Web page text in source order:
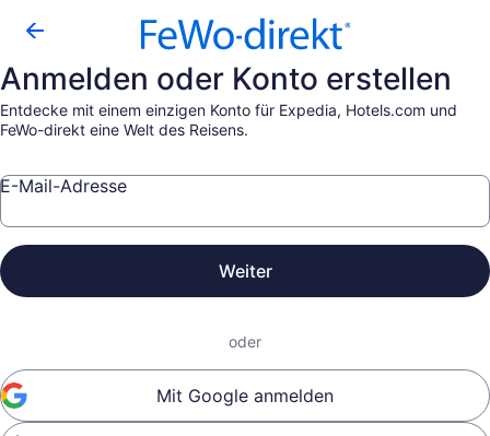
Anmelden oder Konto erstellen
Entdecke mit einem einzigen Konto für Expedia, Hotels.com und
FeWo-direkt eine Welt des Reisens.
E-Mail-Adresse
Weiter
oder
Mit Google anmelden